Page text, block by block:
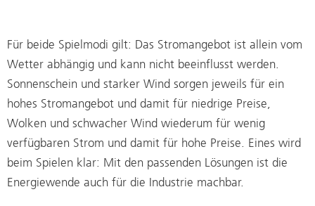
Für beide Spielmodi gilt: Das Stromangebot ist allein vom
Wetter abhängig und kann nicht beeinflusst werden.
Sonnenschein und starker Wind sorgen jeweils für ein
hohes Stromangebot und damit für niedrige Preise,
Wolken und schwacher Wind wiederum für wenig
verfügbaren Strom und damit für hohe Preise. Eines wird
beim Spielen klar: Mit den passenden Lösungen ist die
Energiewende auch für die Industrie machbar.